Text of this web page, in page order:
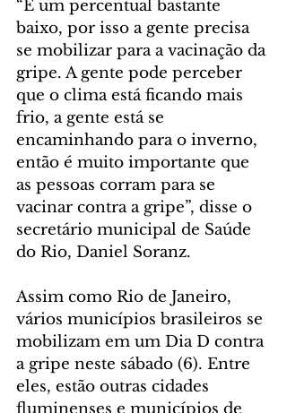
“É um percentual bastante
baixo, por isso a gente precisa
se mobilizar para a vacinação da
gripe. A gente pode perceber
que o clima está ficando mais
frio, a gente está se
encaminhando para o inverno,
então é muito importante que
as pessoas corram para se
vacinar contra a gripe”, disse o
secretário municipal de Saúde
do Rio, Daniel Soranz.
Assim como Rio de Janeiro,
vários municípios brasileiros se
mobilizam em um Dia D contra
a gripe neste sábado (6). Entre
eles, estão outras cidades
fluminenses e municípios de